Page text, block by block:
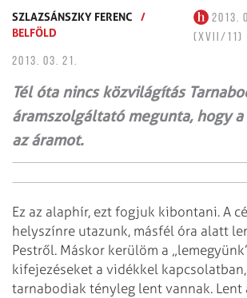
SZLAZSÁNSZKY FERENC
/
BELFÖLD
2013.
(XVII/11)
2013. 03. 21.
Tél óta nincs közvilágítás
áramszolgáltató megunta, hogy
az áramot.
Ez az alaphír, ezt fogjuk kibontani. A
helyszínre utazunk, másfél óra alatt
Pestről. Máskor kerülöm a
kifejezéseket a vidékkel
tarnabodiak tényleg lent vannak. Lent